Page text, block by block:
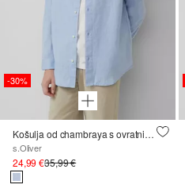
-30%
Košulja od chambraya s ovratnikom
s.Oliver
24,99 €35,99 €